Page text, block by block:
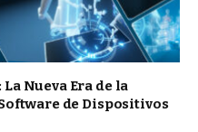
Nueva Era de la
de Dispositivos